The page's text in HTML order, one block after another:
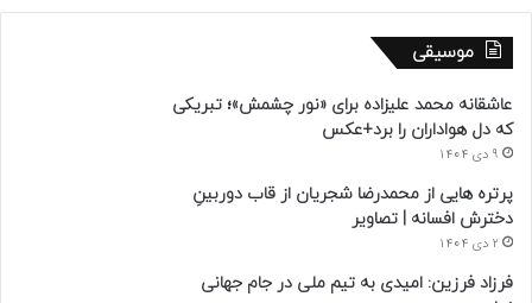
موسیقی
عاشقانه محمد علیزاده برای «نور چشمش»؛ تبریکی
که دل هواداران را برد+عکس
9 دی 1404
پرتره هایی از محمدرضا شجریان از قاب دوربینِ
دخترش افسانه | تصاویر
2 دی 1404
فرزاد فرزین: امیدی به تیم ملی در جام جهانی